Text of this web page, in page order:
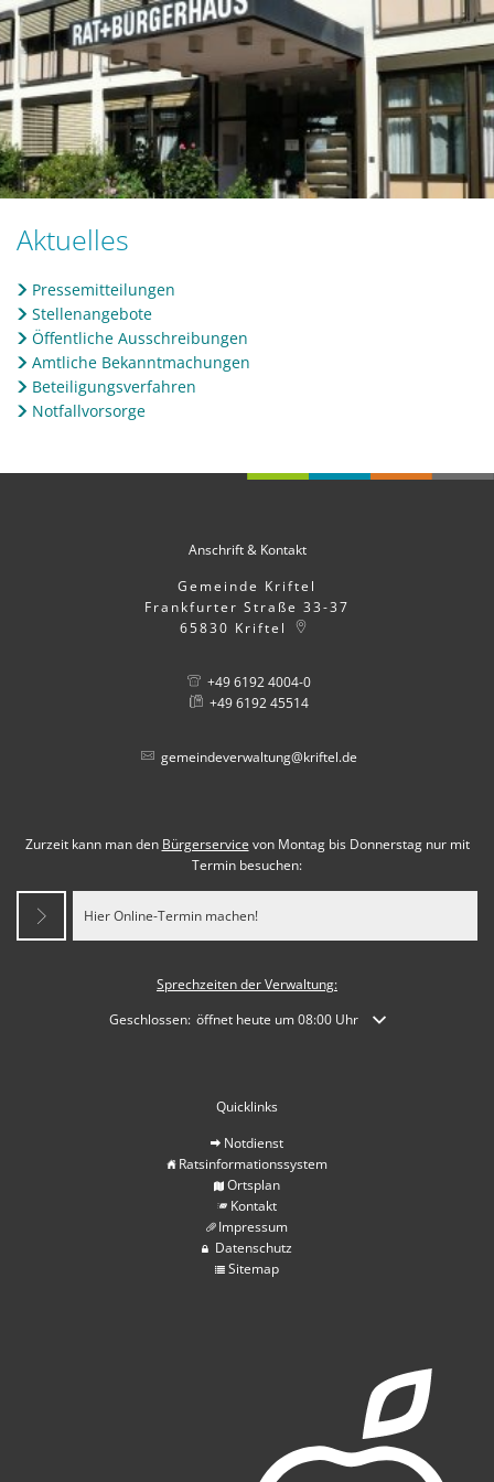
Aktuelles
Pressemitteilungen
Stellenangebote
Öffentliche Ausschreibungen
Amtliche Bekanntmachungen
Beteiligungsverfahren
Notfallvorsorge
Anschrift & Kontakt
Gemeinde Kriftel
Frankfurter Straße 33-37
65830 Kriftel
+49 6192 4004-0
+49 6192 45514
gemeindeverwaltung@kriftel.de
Zurzeit kann man den Bürgerservice von Montag bis Donnerstag nur mit
Termin besuchen:
Hier Online-Termin machen!
Sprechzeiten der Verwaltung:
Klicken, um weitere Öffnungs- oder Schließzeiten
Geschlossen: öffnet heute um 08:00 Uhr
Quicklinks
Notdienst
Ratsinformationssystem
Ortsplan
Kontakt
Impressum
Datenschutz
Sitemap